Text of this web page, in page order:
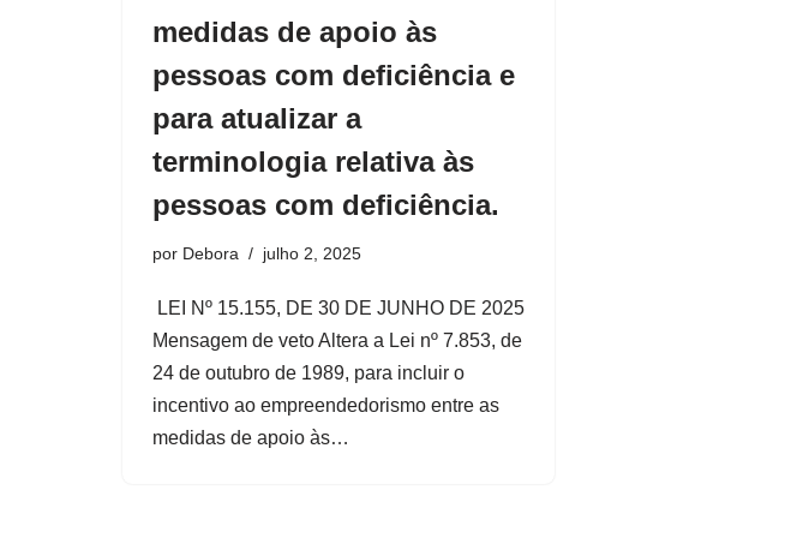
medidas de apoio às
pessoas com deficiência e
para atualizar a
terminologia relativa às
pessoas com deficiência.
por Debora julho 2, 2025
LEI Nº 15.155, DE 30 DE JUNHO DE 2025
Mensagem de veto Altera a Lei nº 7.853, de
24 de outubro de 1989, para incluir o
incentivo ao empreendedorismo entre as
medidas de apoio às…